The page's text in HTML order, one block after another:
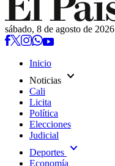
sábado, 8 de agosto de 2026
Inicio
Noticias expand_more
Cali
Licita
Política
Elecciones
Judicial
Deportes expand_more
Economía